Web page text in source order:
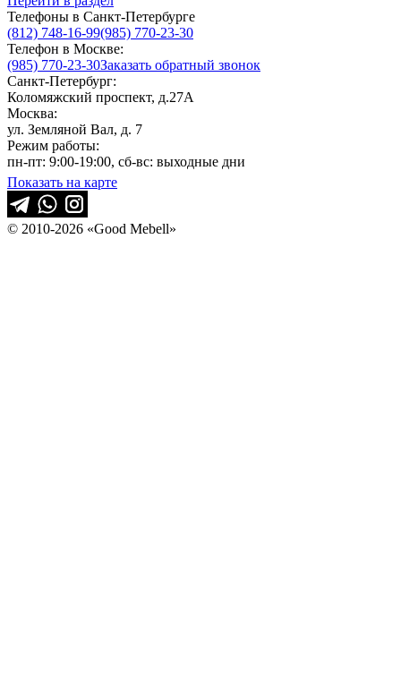
Телефоны в Санкт-Петербурге
(812) 748-16-99(985) 770-23-30
Телефон в Москве:
(985) 770-23-30Заказать обратный звонок
Санкт-Петербург:
Коломяжский проспект, д.27А
Москва:
ул. Земляной Вал, д. 7
Режим работы:
пн-пт: 9:00-19:00, сб-вс: выходные дни
Показать на карте
© 2010-2026 «Good Mebell»